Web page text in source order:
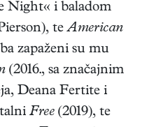
Night« i baladom
teAmerican
zapaženi su mu
(2016., sa značajnim
Deana Fertite i
Free (2019), te